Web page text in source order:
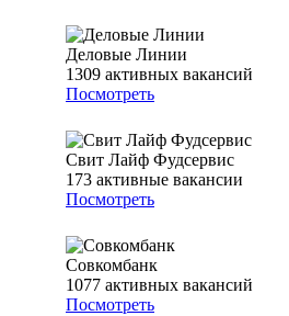
Деловые Линии
1309 активных вакансий
Посмотреть
Свит Лайф Фудсервис
173 активные вакансии
Посмотреть
Совкомбанк
1077 активных вакансий
Посмотреть